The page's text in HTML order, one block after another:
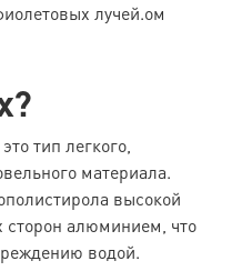
лучей.ом
тип легкого,
материала.
высокой
сторон алюминием, что
водой.